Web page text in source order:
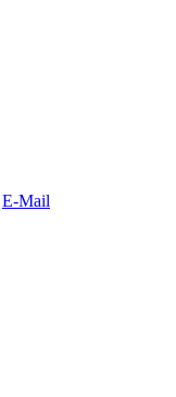
E-Mail